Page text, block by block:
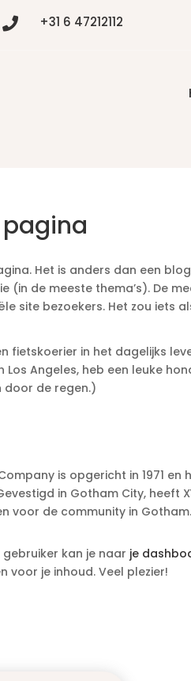
 +31 6 47212112
Het is anders dan een
(in de meeste thema’s). De
site bezoekers. Het zou iets
fietskoerier in het dagelijks
Los Angeles, heb een leuke
door de regen.)
Company is opgericht in 1971
in Gotham City, heeft
voor de community in
gebruiker kan je naar je
voor je inhoud. Veel plezier!